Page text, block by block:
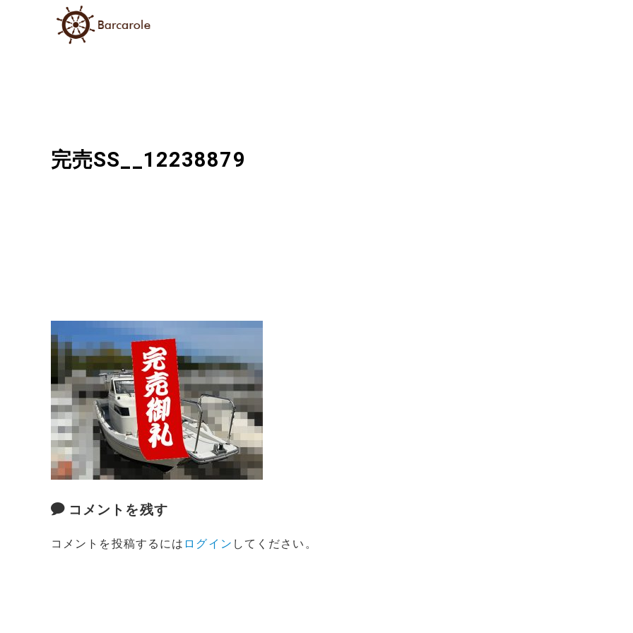
完売SS__12238879
コメントを残す
コメントを投稿するには ログイン してください。